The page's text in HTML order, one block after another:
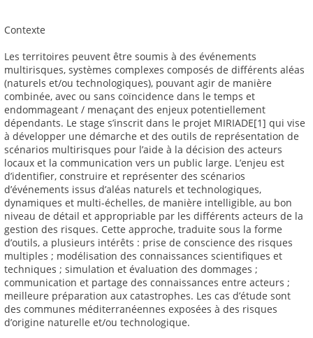
Contexte
Les territoires peuvent être soumis à des événements
multirisques, systèmes complexes composés de différents aléas
(naturels et/ou technologiques), pouvant agir de manière
combinée, avec ou sans coïncidence dans le temps et
endommageant / menaçant des enjeux potentiellement
dépendants. Le stage s’inscrit dans le projet MIRIADE[1] qui vise
à développer une démarche et des outils de représentation de
scénarios multirisques pour l’aide à la décision des acteurs
locaux et la communication vers un public large. L’enjeu est
d’identifier, construire et représenter des scénarios
d’événements issus d’aléas naturels et technologiques,
dynamiques et multi-échelles, de manière intelligible, au bon
niveau de détail et appropriable par les différents acteurs de la
gestion des risques. Cette approche, traduite sous la forme
d’outils, a plusieurs intérêts : prise de conscience des risques
multiples ; modélisation des connaissances scientifiques et
techniques ; simulation et évaluation des dommages ;
communication et partage des connaissances entre acteurs ;
meilleure préparation aux catastrophes. Les cas d’étude sont
des communes méditerranéennes exposées à des risques
d’origine naturelle et/ou technologique.